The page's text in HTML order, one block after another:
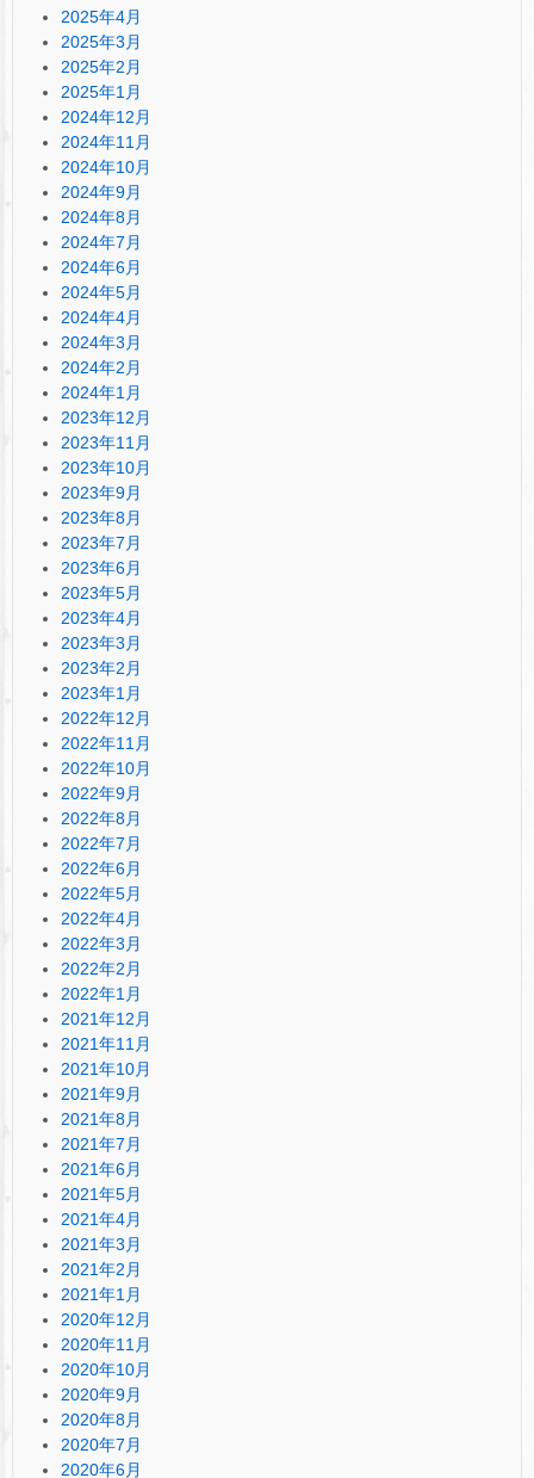
2025年4月
2025年3月
2025年2月
2025年1月
2024年12月
2024年11月
2024年10月
2024年9月
2024年8月
2024年7月
2024年6月
2024年5月
2024年4月
2024年3月
2024年2月
2024年1月
2023年12月
2023年11月
2023年10月
2023年9月
2023年8月
2023年7月
2023年6月
2023年5月
2023年4月
2023年3月
2023年2月
2023年1月
2022年12月
2022年11月
2022年10月
2022年9月
2022年8月
2022年7月
2022年6月
2022年5月
2022年4月
2022年3月
2022年2月
2022年1月
2021年12月
2021年11月
2021年10月
2021年9月
2021年8月
2021年7月
2021年6月
2021年5月
2021年4月
2021年3月
2021年2月
2021年1月
2020年12月
2020年11月
2020年10月
2020年9月
2020年8月
2020年7月
2020年6月